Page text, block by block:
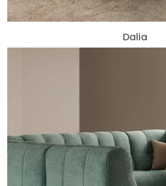
Dalia